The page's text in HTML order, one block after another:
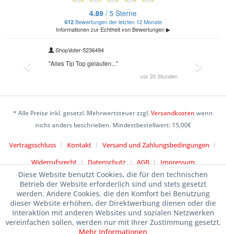
* Alle Preise inkl. gesetzl. Mehrwertsteuer zzgl.Versandkosten wenn
nicht anders beschrieben. Mindestbestellwert: 15,00€
Vertragsschluss Kontakt
Versand und Zahlungsbedingungen
Widerrufsrecht
Datenschutz AGB Impressum
Diese Website benutzt Cookies, die für den technischen
Betrieb der Website erforderlich sind und stets gesetzt
werden. Andere Cookies, die den Komfort bei Benutzung
dieser Website erhöhen, der Direktwerbung dienen oder die
Interaktion mit anderen Websites und sozialen Netzwerken
vereinfachen sollen, werden nur mit Ihrer Zustimmung gesetzt.
Mehr Informationen